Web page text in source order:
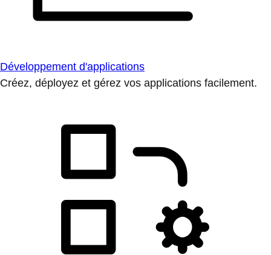
Développement d'applications
Créez, déployez et gérez vos applications facilement.